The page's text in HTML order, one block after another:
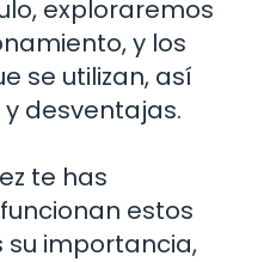
exploraremos
y los
se utilizan, así
desventajas.
te has
estos
su importancia,